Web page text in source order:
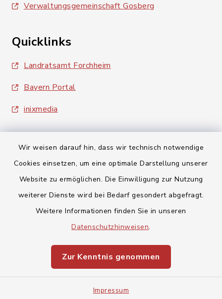
Wir weisen darauf hin, dass wir technisch notwendige
Cookies einsetzen, um eine optimale Darstellung unserer
Website zu ermöglichen. Die Einwilligung zur Nutzung
weiterer Dienste wird bei Bedarf gesondert abgefragt.
Weitere Informationen finden Sie in unseren
Datenschutzhinweisen.
Zur Kenntnis genommen
Impressum
Verwaltungsgemeinschaft Gosberg
Quicklinks
Landratsamt Forchheim
Bayern Portal
inixmedia
Kontakt
Barrierefreiheit
Datenschutz
Impressum
Sitemap